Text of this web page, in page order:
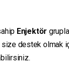
Enjektör
destek olmak